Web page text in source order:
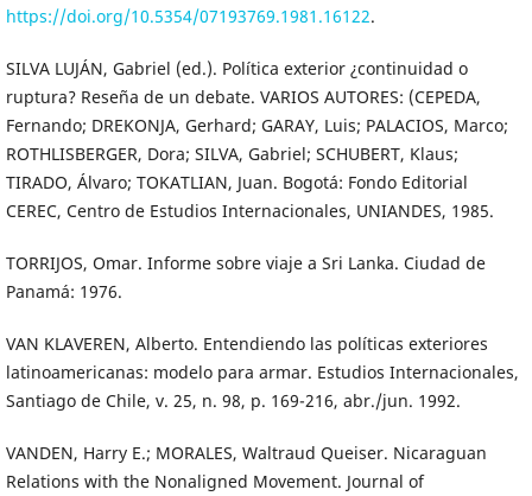
https://doi.org/10.5354/07193769.1981.16122.
SILVA LUJÁN, Gabriel (ed.). Política exterior ¿continuidad o
ruptura? Reseña de un debate. VARIOS AUTORES: (CEPEDA,
Fernando; DREKONJA, Gerhard; GARAY, Luis; PALACIOS, Marco;
ROTHLISBERGER, Dora; SILVA, Gabriel; SCHUBERT, Klaus;
TIRADO, Álvaro; TOKATLIAN, Juan. Bogotá: Fondo Editorial
CEREC, Centro de Estudios Internacionales, UNIANDES, 1985.
TORRIJOS, Omar. Informe sobre viaje a Sri Lanka. Ciudad de
Panamá: 1976.
VAN KLAVEREN, Alberto. Entendiendo las políticas exteriores
latinoamericanas: modelo para armar. Estudios Internacionales,
Santiago de Chile, v. 25, n. 98, p. 169-216, abr./jun. 1992.
VANDEN, Harry E.; MORALES, Waltraud Queiser. Nicaraguan
Relations with the Nonaligned Movement. Journal of